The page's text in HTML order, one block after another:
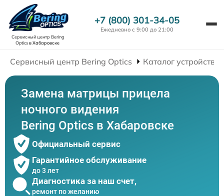
Сервисный центр Bering
Opticsв Хабаровске
+7 (800) 301-34-05
Ежедневно с 9:00 до 21:00
Сервисный центр Bering Optics Каталог устройств
Замена матрицы прицела
ночного видения
Bering Optics в Хабаровске
Официальный сервис
Гарантийное обслуживание
до 3 лет
Диагностика за наш счет,
ремонт по желанию